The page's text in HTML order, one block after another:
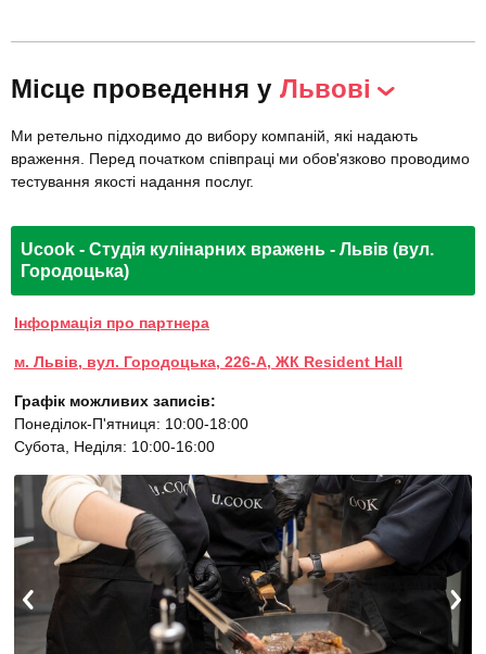
Місце проведення у Львові
Ми ретельно підходимо до вибору компаній, які надають
враження. Перед початком співпраці ми обов'язково проводимо
тестування якості надання послуг.
Ucook - Студія кулінарних вражень - Львів (вул.
Городоцька)
Інформація про партнера
м. Львів, вул. Городоцька, 226-А, ЖК Resident Hall
Графік можливих записів:
Понеділок-П'ятниця: 10:00-18:00
Субота, Неділя: 10:00-16:00